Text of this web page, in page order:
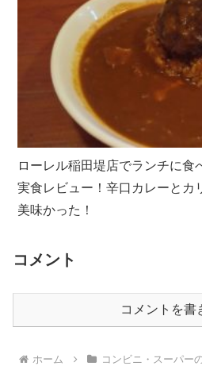
ローレル稲田堤店でランチに食
実食レビュー！辛口カレーとカ
美味かった！
コメント
コメントを書
ホーム コンビニ・スーパー